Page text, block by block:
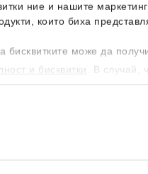
ние и нашите
които биха
може да
и бисквитки
. В случай,
го направиш от опцията за